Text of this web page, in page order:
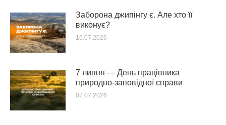
Заборона джипінгу є. Але хто її
виконує?
16.07.2026
7 липня — День працівника
природно-заповідної справи
07.07.2026